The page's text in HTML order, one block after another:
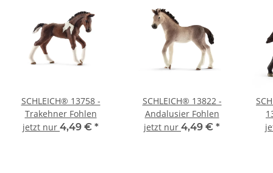
SCHLEICH® 13758 -
Trakehner Fohlen
jetzt nur 4,49 € *
SCHLEICH® 13822 -
Andalusier Fohlen
jetzt nur 4,49 € *